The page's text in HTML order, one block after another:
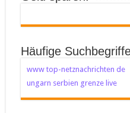
Häufige
www top-netznachrichten de
ungarn serbien grenze live